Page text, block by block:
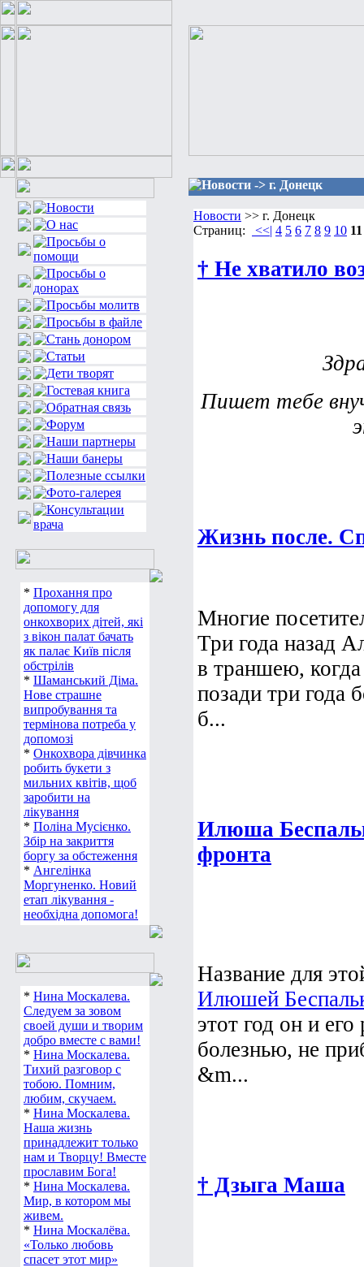
* Прохання про
допомогу для
онкохворих дітей, які
з вікон палат бачать
як палає Київ після
обстрілів
* Шаманський Діма.
Нове страшне
випробування та
термінова потреба у
допомозі
* Онкохвора дівчинка
робить букети з
мильних квітів, щоб
заробити на
лікування
* Поліна Мусієнко.
Збір на закриття
боргу за обстеження
* Ангелінка
Моргуненко. Новий
етап лікування -
необхідна допомога!
* Нина Москалева.
Следуем за зовом
своей души и творим
добро вместе с вами!
* Нина Москалева.
Тихий разговор с
тобою. Помним,
любим, скучаем.
* Нина Москалева.
Наша жизнь
принадлежит только
нам и Творцу! Вместе
прославим Бога!
* Нина Москалева.
Мир, в котором мы
живем.
* Нина Москалёва.
«Только любовь
спасет этот мир»
Новости -> г. Донецк
Новости >> г. Донецк
Страниц:
<<| 4 5 6 7 8 9 10 11
† Не хватило
Пишет тебе
Жизнь после.
Многие
Три года назад
в траншею,
позади три года
б...
Илюша
фронта
Название для
Илюшей
этот год он и
болезнью, не
&m...
† Дзыга Маша